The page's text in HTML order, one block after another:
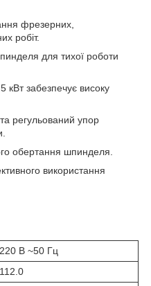
фрезерних,
робіт.
для тихої роботи
кВт забезпечує високу
регульований упор
обертання шпинделя.
використання
220 В ~50 Гц
112.0